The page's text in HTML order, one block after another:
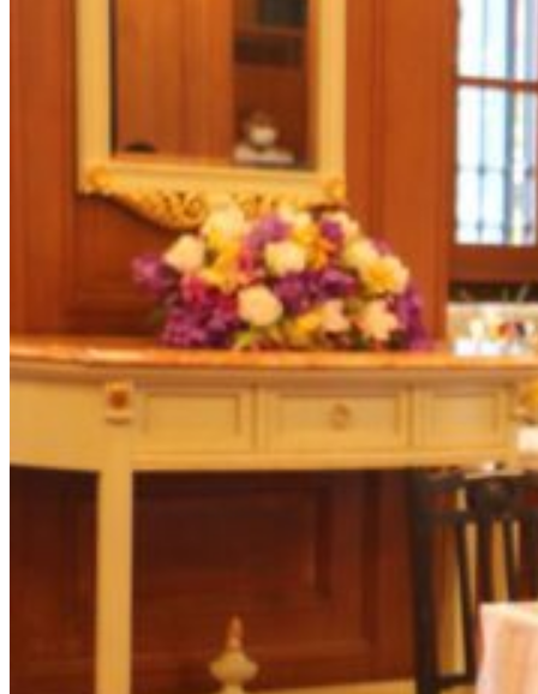
LMS บทเรียนออนไลน์
รายการอาหาร
รายงานการประเมินสถานศึกษา
แผนปฏิบัติการปีงบประมาณ 2568
จัดซื้อจัดจ้าง
รายงานงบทดลอง
ภาพกิจกรรม
เผยแพร่ผลงานทางวิชาการ
หมายเลขโทรศัพท์ภายใน
ปฎิทินโรงเรียน
ระบบแจ้งเรื่องร้องเรียน